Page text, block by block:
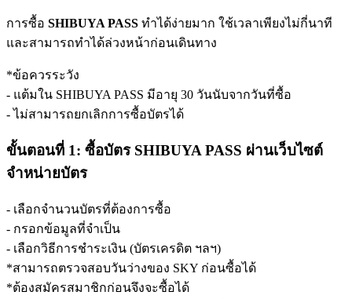
การซื้อ SHIBUYA PASS ทำได้ง่ายมาก ใช้เวลาเพียงไม่กี่นาที
และสามารถทำได้ล่วงหน้าก่อนเดินทาง
*ข้อควรระวัง
- แต้มใน SHIBUYA PASS มีอายุ 30 วันนับจากวันที่ซื้อ
- ไม่สามารถยกเลิกการซื้อบัตรได้
ขั้นตอนที่ 1: ซื้อบัตร SHIBUYA PASS ผ่านเว็บไซต์
จำหน่ายบัตร
- เลือกจำนวนบัตรที่ต้องการซื้อ
- กรอกข้อมูลที่จำเป็น
- เลือกวิธีการชำระเงิน (บัตรเครดิต ฯลฯ)
*สามารถตรวจสอบวันว่างของ SKY ก่อนซื้อได้
*ต้องสมัครสมาชิกก่อนจึงจะซื้อได้